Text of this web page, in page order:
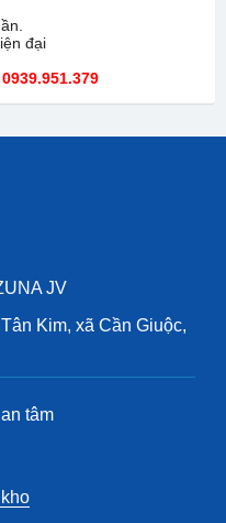
đại
JV
Kim, xã Cần Giuộc,
tâm